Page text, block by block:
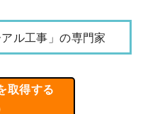
ル工事」の専門家
取得する